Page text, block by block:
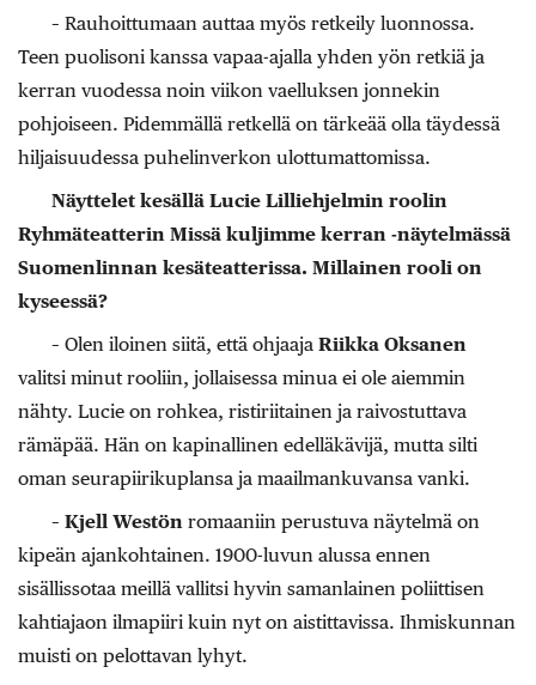
– Rauhoittumaan auttaa myös retkeily luonnossa.
Teen puolisoni kanssa vapaa-ajalla yhden yön retkiä ja
kerran vuodessa noin viikon vaelluksen jonnekin
pohjoiseen. Pidemmällä retkellä on tärkeää olla täydessä
hiljaisuudessa puhelinverkon ulottumattomissa.
Näyttelet kesällä Lucie Lilliehjelmin roolin
Ryhmäteatterin Missä kuljimme kerran -näytelmässä
Suomenlinnan kesäteatterissa. Millainen rooli on
kyseessä?
– Olen iloinen siitä, että ohjaaja Riikka Oksanen
valitsi minut rooliin, jollaisessa minua ei ole aiemmin
nähty. Lucie on rohkea, ristiriitainen ja raivostuttava
rämäpää. Hän on kapinallinen edelläkävijä, mutta silti
oman seurapiirikuplansa ja maailmankuvansa vanki.
– Kjell Westön romaaniin perustuva näytelmä on
kipeän ajankohtainen. 1900-luvun alussa ennen
sisällissotaa meillä vallitsi hyvin samanlainen poliittisen
kahtiajaon ilmapiiri kuin nyt on aistittavissa. Ihmiskunnan
muisti on pelottavan lyhyt.